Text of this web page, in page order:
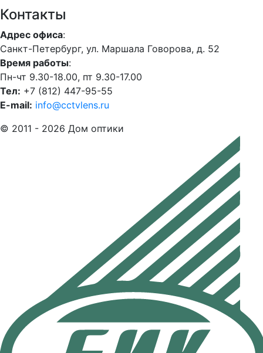
Контакты
Адрес офиса:
Санкт-Петербург, ул. Маршала Говорова, д. 52
Время работы:
Пн-чт 9.30-18.00, пт 9.30-17.00
Тел: +7 (812) 447-95-55
E-mail: info@cctvlens.ru
© 2011 - 2026 Дом оптики